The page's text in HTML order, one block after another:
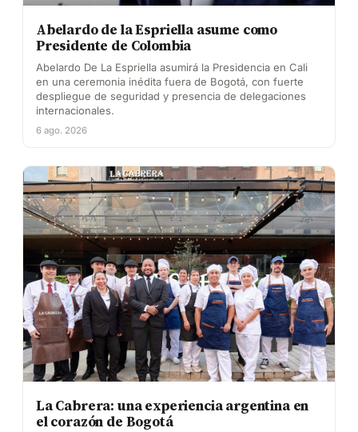
Abelardo de la Espriella asume como
Presidente de Colombia
Abelardo De La Espriella asumirá la Presidencia en Cali
en una ceremonia inédita fuera de Bogotá, con fuerte
despliegue de seguridad y presencia de delegaciones
internacionales.
6 ago. 2026
La Cabrera: una experiencia argentina en
el corazón de Bogotá